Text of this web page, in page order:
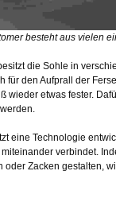
besteht aus vielen
die Sohle in
für den Aufprall der
wieder etwas fester.
eine Technologie
verbindet.
oder Zacken gestalten,